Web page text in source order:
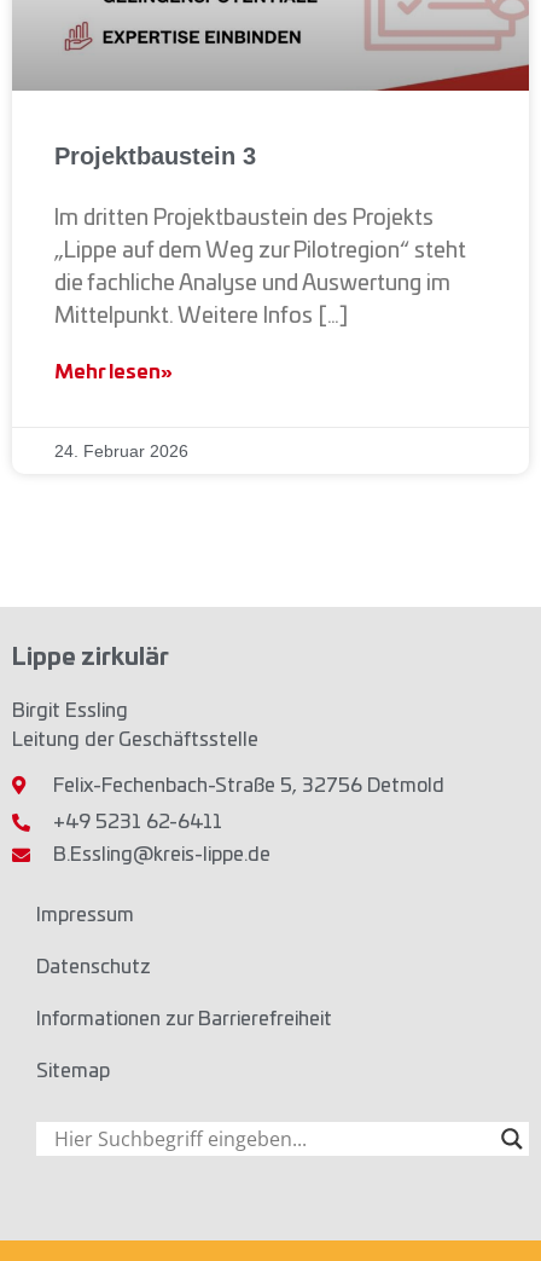
Projektbaustein 3
Im dritten Projektbaustein des Projekts
„Lippe auf dem Weg zur Pilotregion“ steht
die fachliche Analyse und Auswertung im
Mittelpunkt. Weitere Infos […]
Mehr lesen»
24. Februar 2026
Lippe zirkulär
Birgit Essling
Leitung der Geschäftsstelle
Felix-Fechenbach-Straße 5, 32756 Detmold
+49 5231 62-6411
B.Essling@kreis-lippe.de
Impressum
Datenschutz
Informationen zur Barrierefreiheit
Sitemap